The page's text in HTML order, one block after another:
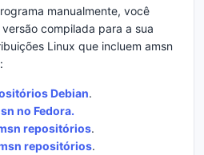
manualmente, você
compilada para a sua
Linux que incluem amsn
Debian.
no Fedora.
repositórios.
repositórios.